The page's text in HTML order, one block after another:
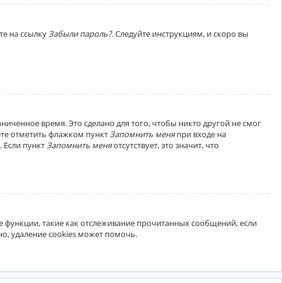
на ссылкуЗабыли пароль?. Следуйте инструкциям, и скоро вы
время. Это сделано для того, чтобы никто другой не смог
отметить флажком пункт Запомнить меняпри входе на
пункт Запомнить меняотсутствует, это значит, что
такие как отслеживание прочитанных сообщений, если
удаление cookies может помочь.